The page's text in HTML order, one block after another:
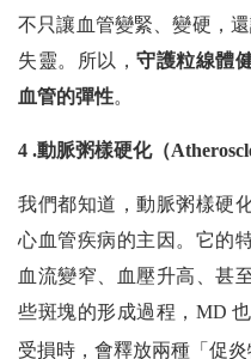
不只讓血管變緊、變硬，
失靈。所以，守護粒線體
血管的彈性。
4 .動脈粥樣硬化（
我們都知道，動脈粥樣硬
心血管疾病的主因。它的
血流變窄、血壓升高、甚
些斑塊的形成過程，MD
受損時，會釋放兩種「促炎